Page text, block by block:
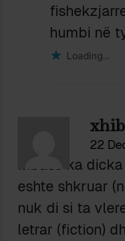
humbi në
Loading...
22
Mbase ka
eshte shkruar
nuk di si ta
letrar (fiction)